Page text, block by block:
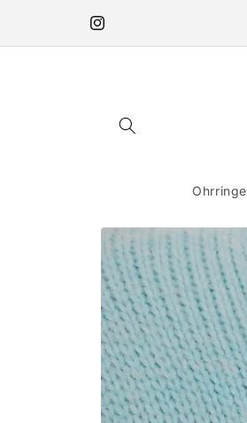
Instagram
Ohrringe
Produktinformationen
springen